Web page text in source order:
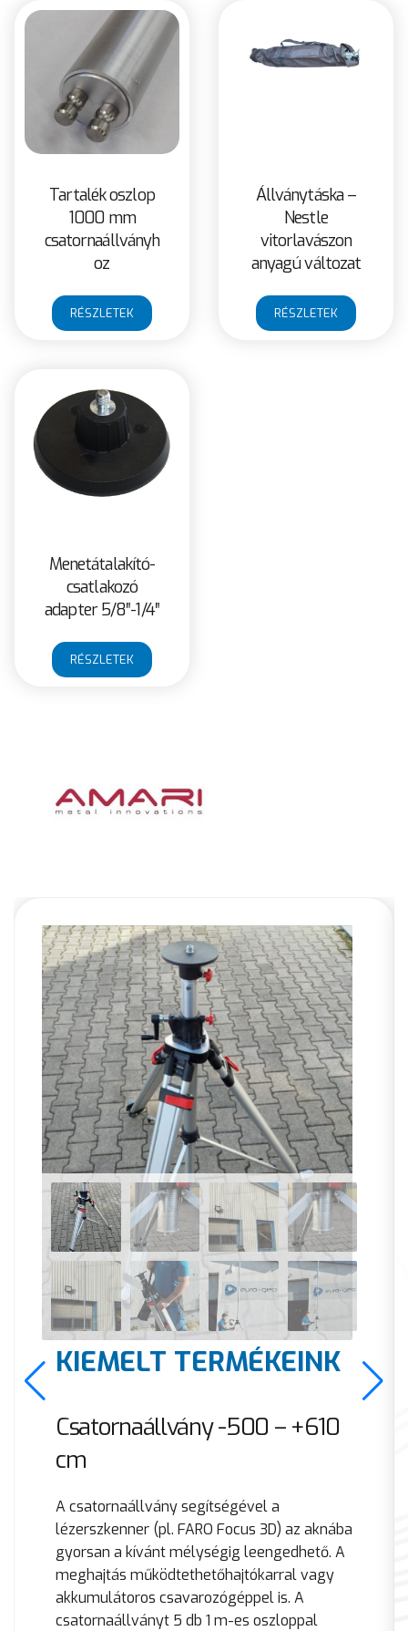
Tartalék oszlop
1000 mm
csatornaállványh
oz
RÉSZLETEK
Állványtáska –
Nestle
vitorlavászon
anyagú változat
RÉSZLETEK
Menetátalakító-
csatlakozó
adapter 5/8″-1/4″
RÉSZLETEK
KIEMELT TERMÉKEINK
Csatornaállvány -500 – +610
cm
A csatornaállvány segítségével a
lézerszkenner (pl. FARO Focus 3D) az aknába
gyorsan a kívánt mélységig leengedhető. A
meghajtás működtethetőhajtókarral vagy
akkumulátoros csavarozógéppel is. A
csatornaállványt 5 db 1 m-es oszloppal